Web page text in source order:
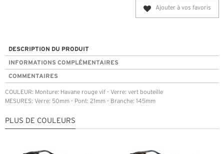
Ajouter à vos favoris
DESCRIPTION DU PRODUIT
INFORMATIONS COMPLÉMENTAIRES
COMMENTAIRES
COULEUR: Monture: Havane rouge vif - Verre: vert bouteille
MESURES: Verre: 50mm - Pont: 21mm - Branche: 145mm
PLUS DE COULEURS